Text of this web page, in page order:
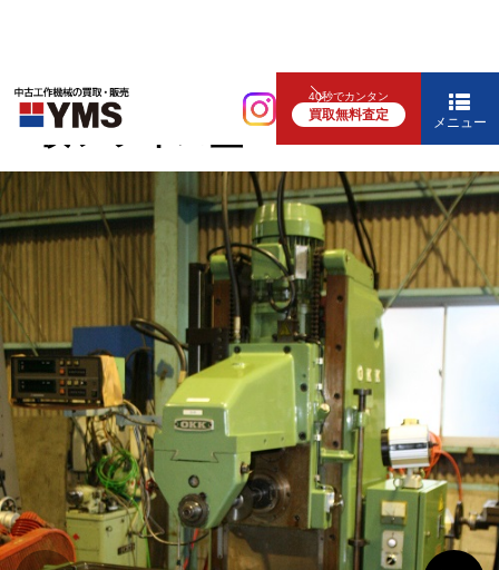
40秒でカンタン
買取無料査定 メニュー
汎用フライス盤
#2横フライス盤